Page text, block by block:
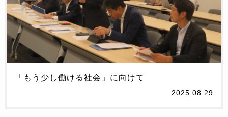
「もう少し働ける社会」に向けて
2025.08.29